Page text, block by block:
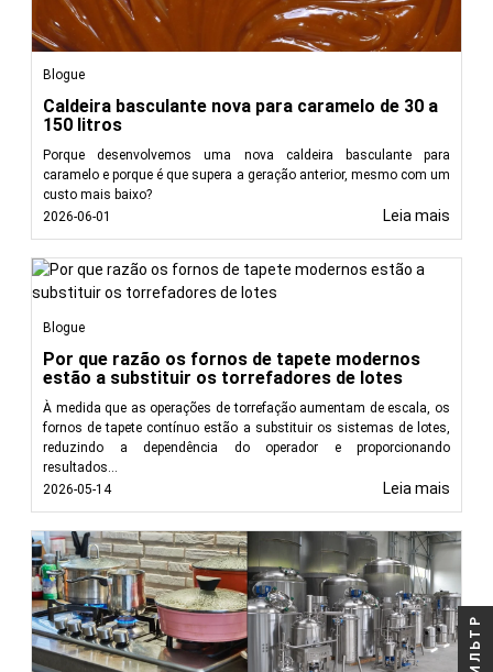
Blogue
Caldeira basculante nova para caramelo de 30 a
150 litros
Porque desenvolvemos uma nova caldeira basculante para
caramelo e porque é que supera a geração anterior, mesmo com um
custo mais baixo?
2026-06-01
Leia mais
Blogue
Por que razão os fornos de tapete modernos
estão a substituir os torrefadores de lotes
À medida que as operações de torrefação aumentam de escala, os
fornos de tapete contínuo estão a substituir os sistemas de lotes,
reduzindo a dependência do operador e proporcionando
resultados...
2026-05-14
Leia mais
ФИЛЬТР